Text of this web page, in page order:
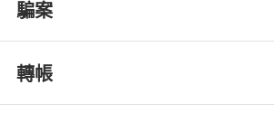
騙案
轉帳